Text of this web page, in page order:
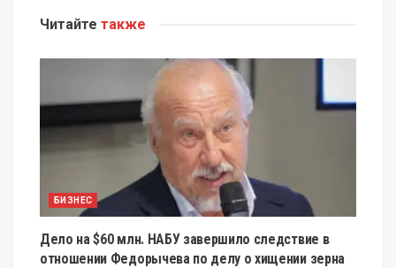
Читайте также
БИЗНЕС
Дело на $60 млн. НАБУ завершило следствие в
отношении Федорычева по делу о хищении зерна